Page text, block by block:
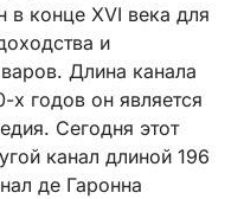
конце XVI века для
и
Длина канала
х годов он является
Сегодня этот
канал длиной 196
де Гаронна